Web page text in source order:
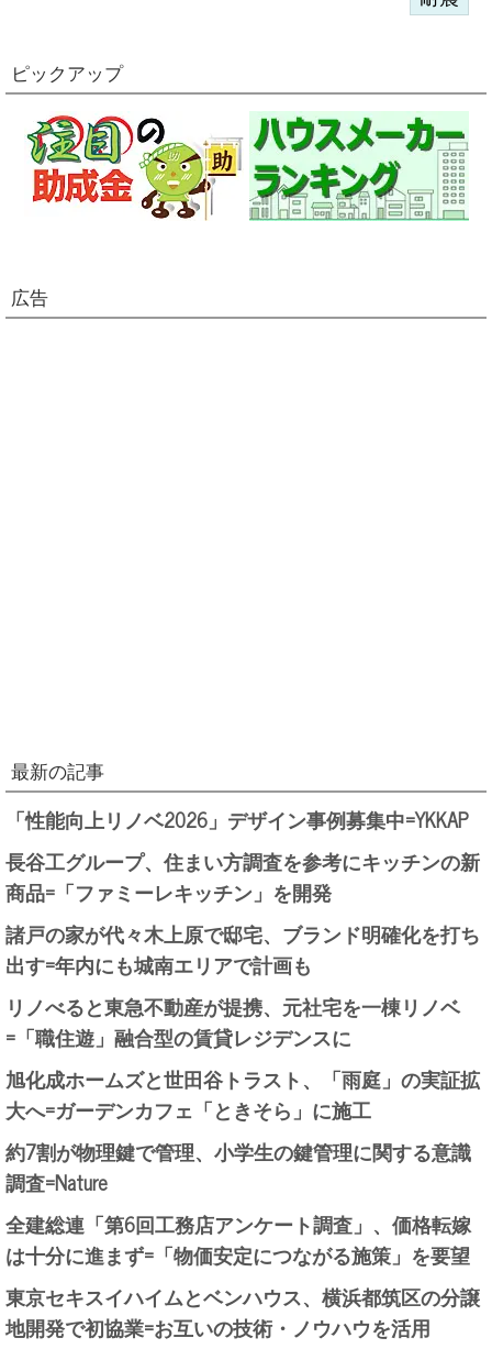
ピックアップ
広告
最新の記事
「性能向上リノベ2026」デザイン事例募集中=YKKAP
長谷工グループ、住まい方調査を参考にキッチンの新
商品=「ファミーレキッチン」を開発
諸戸の家が代々木上原で邸宅、ブランド明確化を打ち
出す=年内にも城南エリアで計画も
リノべると東急不動産が提携、元社宅を一棟リノベ
=「職住遊」融合型の賃貸レジデンスに
旭化成ホームズと世田谷トラスト、「雨庭」の実証拡
大へ=ガーデンカフェ「ときそら」に施工
約7割が物理鍵で管理、小学生の鍵管理に関する意識
調査=Nature
全建総連「第6回工務店アンケート調査」、価格転嫁
は十分に進まず=「物価安定につながる施策」を要望
東京セキスイハイムとベンハウス、横浜都筑区の分譲
地開発で初協業=お互いの技術・ノウハウを活用